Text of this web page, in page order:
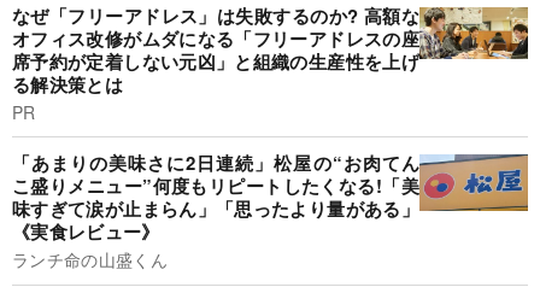
なぜ「フリーアドレス」は失敗するのか? 高額な
オフィス改修がムダになる「フリーアドレスの座
席予約が定着しない元凶」と組織の生産性を上げ
る解決策とは
PR
「あまりの美味さに2日連続」松屋の“お肉てん
こ盛りメニュー”何度もリピートしたくなる!「美
味すぎて涙が止まらん」「思ったより量がある」
《実食レビュー》
ランチ命の山盛くん